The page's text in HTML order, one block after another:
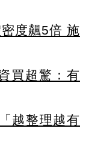
度飆5倍 施
買超驚：有
越整理越有